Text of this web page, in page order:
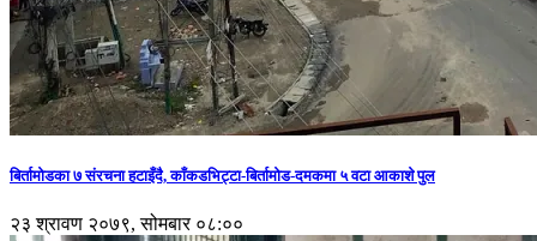
बिर्तामोडका ७ संरचना हटाइँदै, काँकडभिट्टा-बिर्तामोड-दमकमा ५ वटा आकाशे पुल
२३ श्रावण २०७९, सोमबार ०८:००